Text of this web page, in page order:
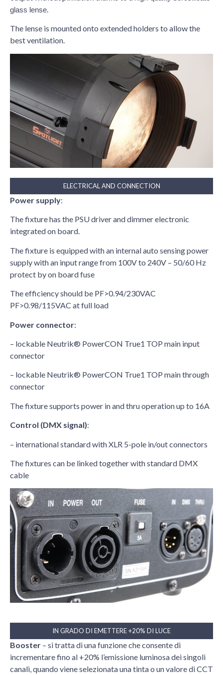
glass lense
The lense is mounted onto extended holders to allow the
best ventilation.
ELECTRICAL AND CONNECTION
Power supply:
The fixture has the PSU driver and dimmer electronic
integrated on board.
The fixture is equipped with an internal auto sensing power
supply with an input range from 100V to 240V – 50/60 Hz
protect by on board fuse
The efficiency should be PF>0.94/230VAC
PF>0.98/115VAC at full load
Power connector:
– lockable Neutrik® PowerCON True1 TOP main input
connector
– lockable Neutrik® PowerCON True1 TOP main through
connector
The fixture supports power in and thru operation up to 16A
Control (DMX signal):
– international standard with XLR 5-pole in/out connectors
The fixtures can be linked together with standard DMX
cable
IN GRADO DI EMETTERE +20% DI LUCE
Booster – si tratta di una funzione che consente di
incrementare fino al +20% l’emissione luminosa dei singoli
canali, quando viene selezionata una tinta o un valore di CCT